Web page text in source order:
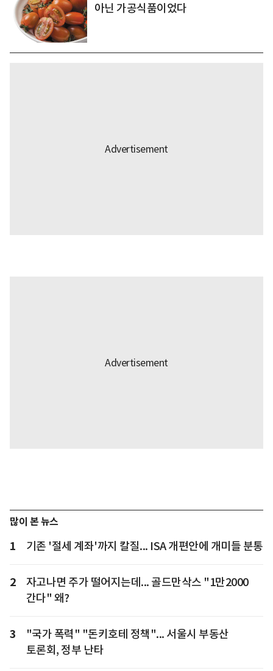
아닌 가공식품이었다
많이 본 뉴스
1 기존 '절세 계좌'까지 칼질... ISA 개편안에 개미들 분통
2
자고나면 주가 떨어지는데... 골드만삭스 "1만2000
간다" 왜?
3
"국가 폭력" "돈키호테 정책"... 서울시 부동산
토론회, 정부 난타